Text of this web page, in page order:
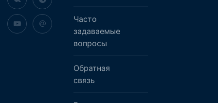
Часто
задаваемые
вопросы
Обратная
связь